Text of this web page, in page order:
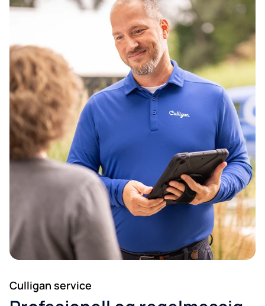
Postnummer*
Culligan service